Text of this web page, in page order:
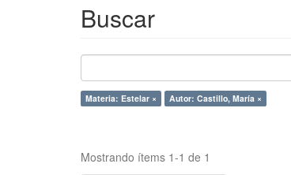
Buscar
Materia: Estelar × Autor: Castillo, María ×
Mostrando ítems 1-1 de 1